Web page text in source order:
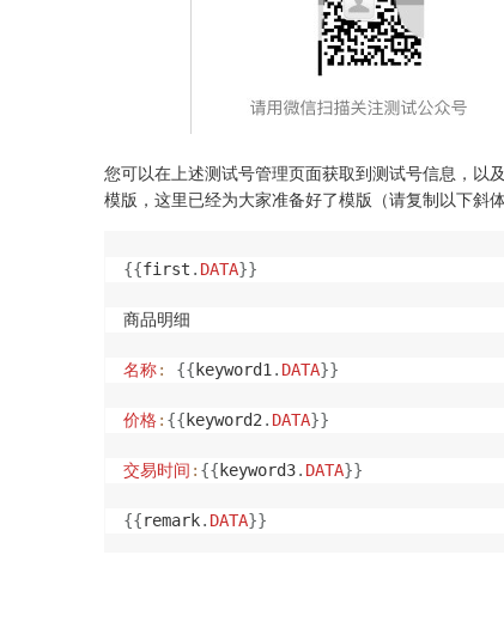
您可以在上述测试号管理页面获取到测试号信息，以
模版，这里已经为大家准备好了模版（请复制以下斜
{{first . DATA}}
商品明细
名称: {{ keyword1. DATA}}
价格: {{ keyword2. DATA}}
交易时间 : {{ keyword3. DATA}}
{{remark. DATA}}